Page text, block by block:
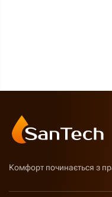
Комфорт починається з